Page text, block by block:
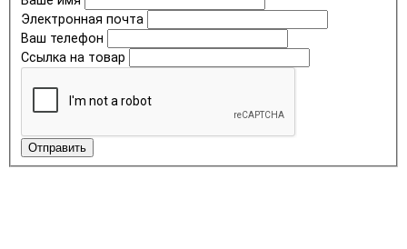
Электронная почта
Ваш телефон
Ссылка на товар
Отправить